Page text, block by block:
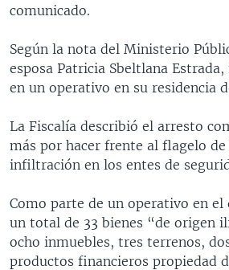
DEPORTIVO INTERNACIONAL
NOTA ECONÓMICA
ENTRETENIMIENTO
comunicado.
Según la nota del Ministerio
esposa Patricia Sbeltlana
en un operativo en su residencia
La Fiscalía describió el arresto
más por hacer frente al flagelo
infiltración en los entes de
Como parte de un operativo en el
un total de 33 bienes “de origen
ocho inmuebles, tres terrenos,
productos financieros propiedad